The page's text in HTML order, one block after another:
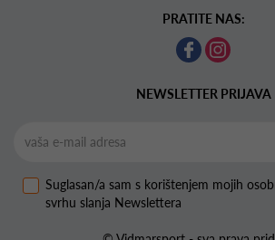
PRATITE NAS:
NEWSLETTER PRIJAVA
Suglasan/a sam s korištenjem mojih
svrhu slanja Newslettera